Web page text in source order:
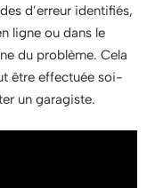
d’erreur identifiés,
ligne ou dans le
du problème. Cela
être effectuée soi-
un garagiste.